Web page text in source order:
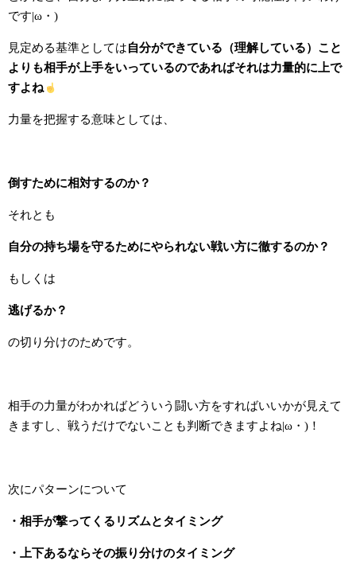
です|ω・)
見定める基準としては自分ができている（理解している）こと
よりも相手が上手をいっているのであればそれは力量的に上で
すよね
力量を把握する意味としては、
倒すために相対するのか？
それとも
自分の持ち場を守るためにやられない戦い方に徹するのか？
もしくは
逃げるか？
の切り分けのためです。
相手の力量がわかればどういう闘い方をすればいいかが見えて
きますし、戦うだけでないことも判断できますよね|ω・)！
次にパターンについて
・相手が撃ってくるリズムとタイミング
・上下あるならその振り分けのタイミング